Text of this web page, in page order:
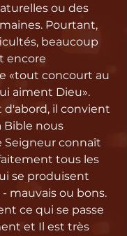
ou des
Pourtant,
beaucoup
encore
«tout concourt au
aiment Dieu».
d'abord, il convient
Bible nous
Seigneur connaît
tous les
se produisent
mauvais ou bons.
ce qui se passe
et Il est très